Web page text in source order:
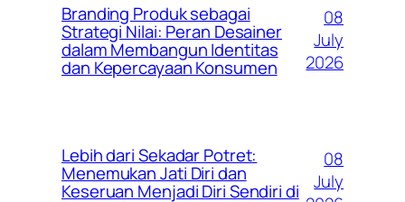
Branding Produk sebagai
Strategi Nilai: Peran Desainer
dalam Membangun Identitas
dan Kepercayaan Konsumen
08
July
2026
Lebih dari Sekadar Potret:
Menemukan Jati Diri dan
Keseruan Menjadi Diri Sendiri di
08
July